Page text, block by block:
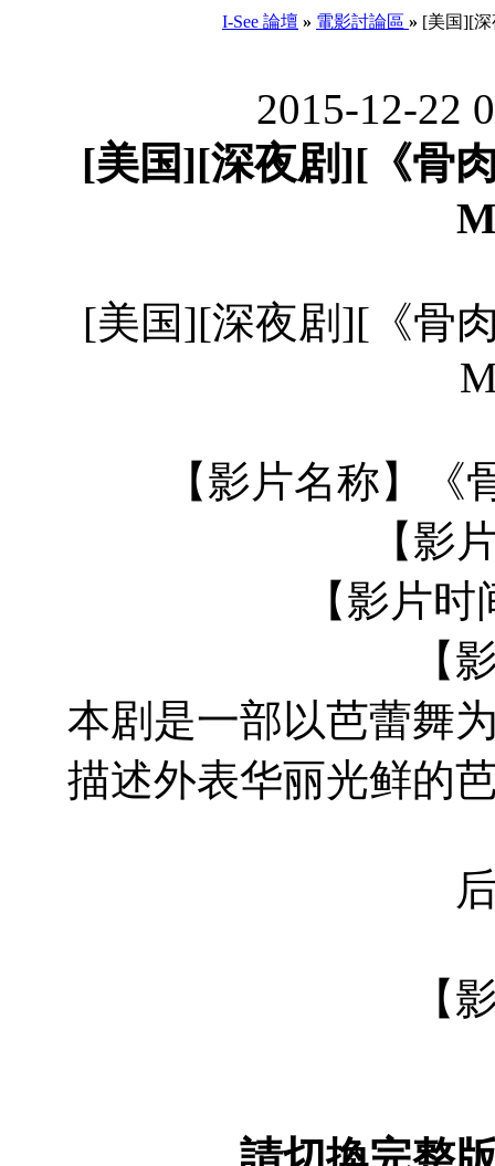
I-See 論壇 » 電影討論區 » [美国][深
2015-12-22
[美国][深夜剧][《骨
[美国][深夜剧][《骨
【影片名称】《
【影
【影片
【
本剧是一部以芭蕾舞
描述外表华丽光鲜的
【